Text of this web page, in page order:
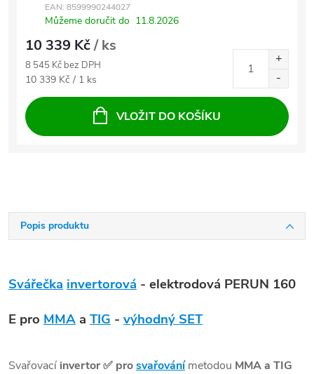
EAN: 8599990244027
Můžeme doručit do 11.8.2026
10 339 Kč/ ks
8 545 Kč bez DPH
Měrná cena:
10 339 Kč / 1 ks
VLOŽIT DO KOŠÍKU
Popis produktu
Svářečkainvertorová - elektrodová PERUN 160
E pro MMA a TIG - výhodný SET
Svařovací invertor✅ prosvařovánímetodou MMA a TIG